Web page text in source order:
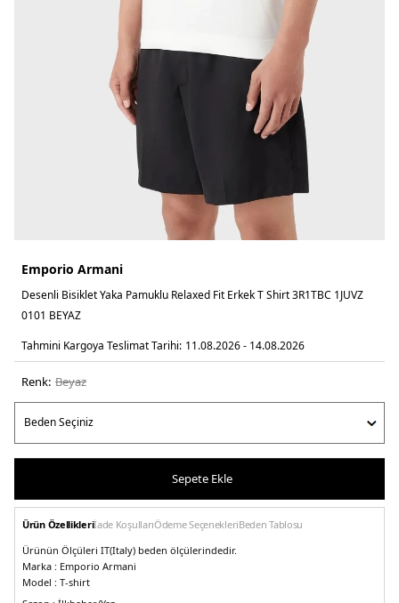
Emporio Armani
Desenli Bisiklet Yaka Pamuklu Relaxed Fit Erkek T Shirt 3R1TBC 1JUVZ
0101 BEYAZ
Tahmini Kargoya Teslimat Tarihi: 11.08.2026 - 14.08.2026
Renk: beyaz
Sepete Ekle
Ürün Özellikleriİade KoşullarıÖdeme SeçenekleriBeden Tablosu
Ürünün Ölçüleri IT(Italy) beden ölçülerindedir.
Marka : Emporio Armani
Model : T-shirt